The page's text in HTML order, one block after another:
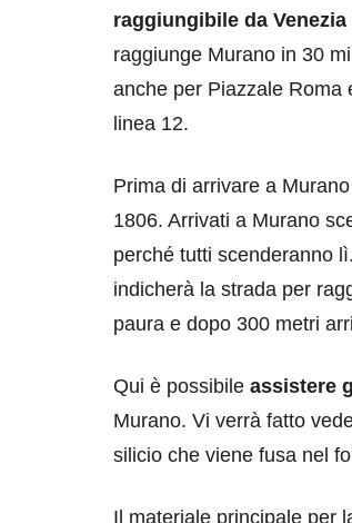
raggiungibile da Venezia
raggiunge Murano in 30
anche per Piazzale Roma
linea 12.
Prima di arrivare a
1806. Arrivati a Murano
perché tutti scenderanno
indicherà la strada per
paura e dopo 300 metri
Qui è possibile assistere
Murano. Vi verrà fatto
silicio che viene fusa nel
Il materiale principale per